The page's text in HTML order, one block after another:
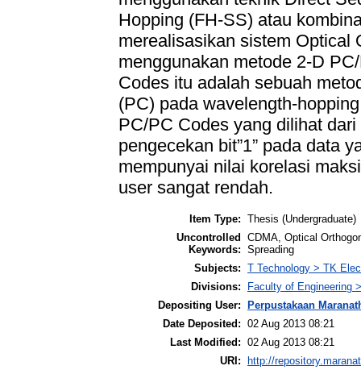
Hopping (FH-SS) atau
merealisasikan sistem Optical
menggunakan metode 2-D
Codes itu adalah sebuah
(PC) pada wavelength-
PC/PC Codes yang dilihat
pengecekan bit”1” pada data
mempunyai nilai korelasi
user sangat rendah.
Item Type: Thesis (Undergraduate)
Uncontrolled
Keywords:
CDMA, Optical
Spreading
Subjects: T Technology > TK
Divisions:
Faculty of Engineering
Depositing User:
Perpustakaan
Date Deposited: 02 Aug 2013 08:21
Last Modified: 02 Aug 2013 08:21
URI:
http://